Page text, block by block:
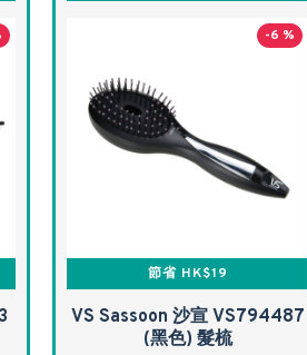
-6 %
節省 HK$19
VS Sassoon 沙宣 VS794487
(黑色) 髮梳